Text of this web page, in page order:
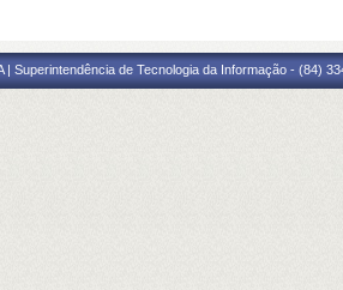
| Superintendência de Tecnologia da Informação - (84)